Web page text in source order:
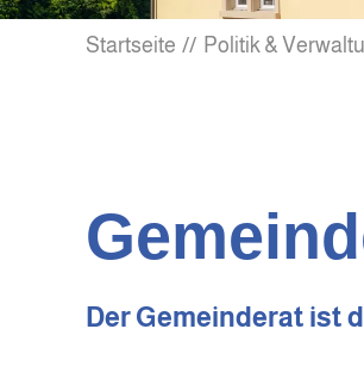
Startseite Politik &
Der Gemeinderat ist